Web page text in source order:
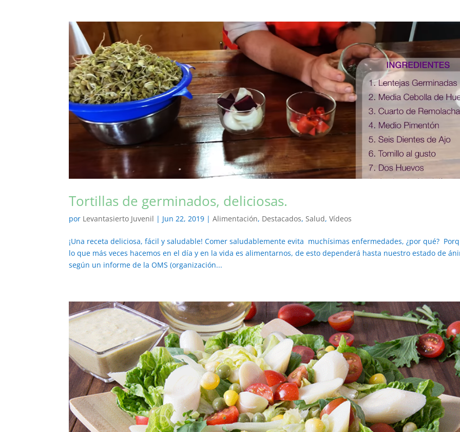
Tortillas de germinados, deliciosas.
por Levantasierto Juvenil | Jun 22, 2019 |Alimentación, Destacados,Salud,Vídeos
¡Una receta deliciosa, fácil y saludable! Comer saludablemente evita muchísimas enfermedades, ¿por qué?
lo que más veces hacemos en el día y en la vida es alimentarnos, de esto dependerá hasta nuestro estado de
según un informe de la OMS (organización...